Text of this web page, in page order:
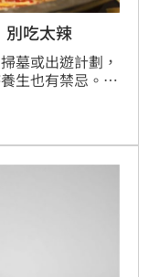
別吃太辣
墓或出遊計劃，
生也有禁忌。中
春睏」症狀外，
人上火的食物，